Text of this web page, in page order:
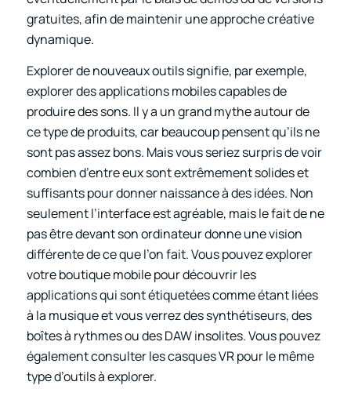
gratuites, afin de maintenir une approche créative
dynamique.
Explorer de nouveaux outils signifie, par exemple,
explorer des applications mobiles capables de
produire des sons. Il y a un grand mythe autour de
ce type de produits, car beaucoup pensent qu’ils ne
sont pas assez bons. Mais vous seriez surpris de voir
combien d’entre eux sont extrêmement solides et
suffisants pour donner naissance à des idées. Non
seulement l’interface est agréable, mais le fait de ne
pas être devant son ordinateur donne une vision
différente de ce que l’on fait. Vous pouvez explorer
votre boutique mobile pour découvrir les
applications qui sont étiquetées comme étant liées
à la musique et vous verrez des synthétiseurs, des
boîtes à rythmes ou des DAW insolites. Vous pouvez
également consulter les casques VR pour le même
type d’outils à explorer.